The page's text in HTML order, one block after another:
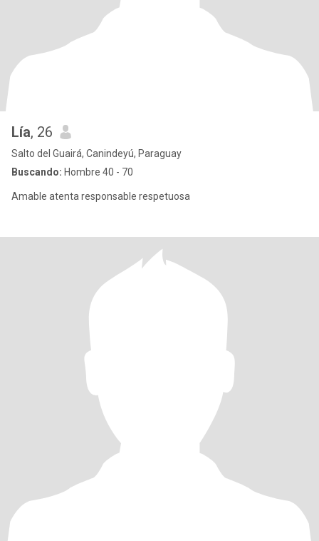
Lía, 26
Salto del Guairá, Canindeyú, Paraguay
Buscando: Hombre 40 - 70
Amable atenta responsable respetuosa